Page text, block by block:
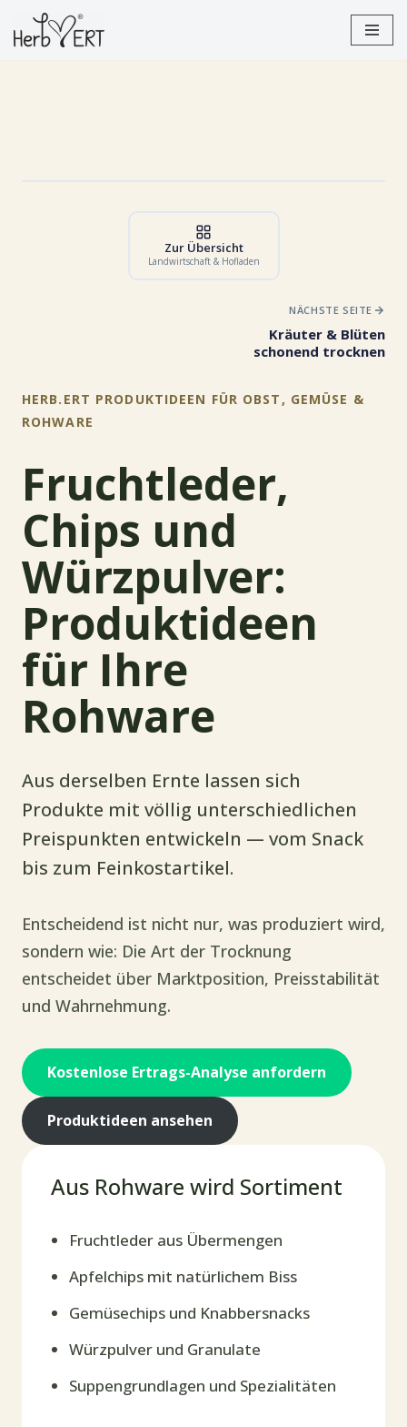
Zum
Zur Übersicht
Landwirtschaft & Hofladen
NÄCHSTE SEITE
Kräuter & Blüten
schonend trocknen
HERB.ERT PRODUKTIDEEN FÜR OBST, GEMÜSE &
ROHWARE
Fruchtleder,
Chips und
Würzpulver:
Produktideen
für Ihre
Rohware
Aus derselben Ernte lassen sich
Produkte mit völlig unterschiedlichen
Preispunkten entwickeln — vom Snack
bis zum Feinkostartikel.
Entscheidend ist nicht nur, was produziert wird,
sondern wie: Die Art der Trocknung
entscheidet über Marktposition, Preisstabilität
und Wahrnehmung.
Kostenlose Ertrags-Analyse anfordern
Produktideen ansehen
Aus Rohware wird Sortiment
Fruchtleder aus Übermengen
Apfelchips mit natürlichem Biss
Gemüsechips und Knabbersnacks
Würzpulver und Granulate
Suppengrundlagen und Spezialitäten